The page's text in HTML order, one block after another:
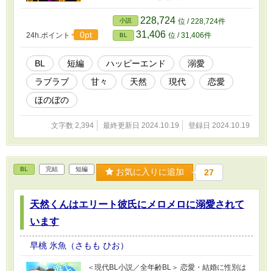
*･･♡･･*･･♡･･*･･♡･･*･･♡ 五十鈴（いすず）
は、大学から付き合っている恋人、将（しょ
う）と遠距離恋愛中。 エリートの将は仕事が忙
しく、なかなか会えない。 電話をする時間もな
いので、せめて毎日メールを送っているが、あ
るとき将から「ボイスメッセージを送って欲し
い」とリクエストされて…！？ ♡･･*･･♡･･*･･
24h.ポイント 0pt
小説 228,724 位 / 228,724件
BL 31,406 位 / 31,406件
BL 短編 ハッピーエンド
溺愛
ラブラブ
甘々 天然 現代
恋愛
ほのぼの
文字数 2,394 最終更新日 2024.10.19 登録日 2024.10.19
BL 完結 短編 お気に入りに追加 27
天然くんはエリート彼氏にメロメロに溺愛されて
います
早桃 氷魚（さもも ひお）
＜現代BL小説／全年齢BL＞ 恋愛・結婚に性別は